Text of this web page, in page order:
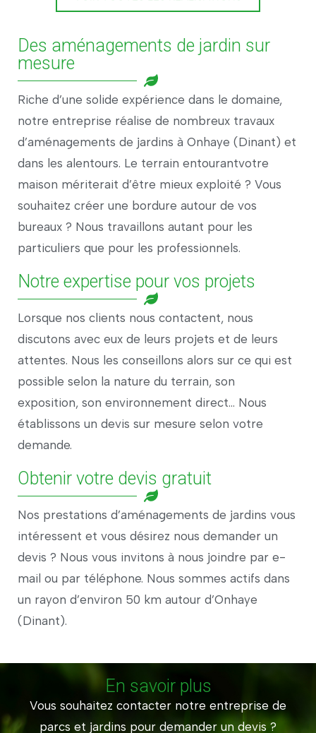
Des aménagements de jardin sur
mesure
Riche d’une solide expérience dans le domaine,
notre entreprise réalise de nombreux travaux
d’aménagements de jardins à Onhaye (Dinant) et
dans les alentours. Le terrain entourantvotre
maison mériterait d’être mieux exploité ? Vous
souhaitez créer une bordure autour de vos
bureaux ? Nous travaillons autant pour les
particuliers que pour les professionnels.
Notre expertise pour vos projets
Lorsque nos clients nous contactent, nous
discutons avec eux de leurs projets et de leurs
attentes. Nous les conseillons alors sur ce qui est
possible selon la nature du terrain, son
exposition, son environnement direct… Nous
établissons un devis sur mesure selon votre
demande.
Obtenir votre devis gratuit
Nos prestations d’aménagements de jardins vous
intéressent et vous désirez nous demander un
devis ? Nous vous invitons à nous joindre par e-
mail ou par téléphone. Nous sommes actifs dans
un rayon d’environ 50 km autour d’Onhaye
(Dinant).
En savoir plus
Vous souhaitez contacter notre entreprise de
parcs et jardins pour demander un devis ?